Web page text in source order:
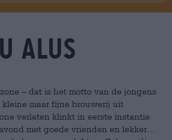
Alus
– dat is het motto van de jongens
kleine maar fijne brouwerij uit
verlaten klinkt in eerste instantie
met goede vrienden en lekker